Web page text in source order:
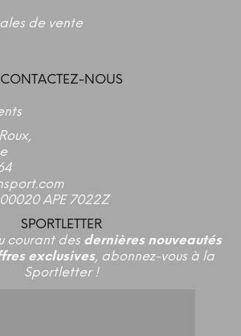
de vente
CONTACTEZ-NOUS
APE 7022Z
SPORTLETTER
courant des dernières nouveautés
exclusives, abonnez-vous à la
Sportletter !